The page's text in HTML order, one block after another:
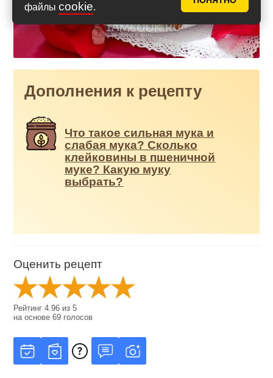
файлы cookie.
Дополнения к рецепту
Что такое сильная мука и
слабая мука? Сколько
клейковины в пшеничной
муке? Какую муку
выбрать?
Оценить рецепт
Рейтинг4.96 из5
на основе69 голосов